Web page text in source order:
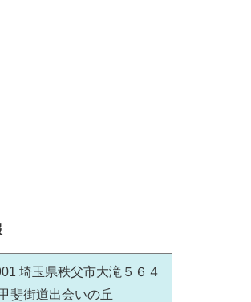
埼玉県秩父市大滝５６４
斐街道出会いの丘